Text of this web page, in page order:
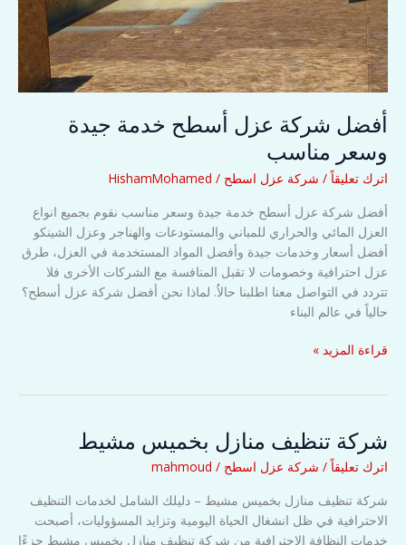
أفضل شركة عزل أسطح خدمة جيدة
وسعر مناسب
اترك تعليقاً / شركة عزل اسطح /
HishamMohamed
أفضل شركة عزل أسطح خدمة جيدة وسعر مناسب نقوم بجميع انواع
العزل المائي والحراري للمباني والمستودعات والهناجر وعزل الشينكو
أفضل أسعار وخدمات جيدة وأفضل المواد المستخدمة في العزل، طرق
عزل احترافية وخصومات لا تقبل المنافسة مع الشركات الأخرى فلا
تتردد في التواصل معنا اطلبنا حالاُ. لماذا نحن أفضل شركة عزل أسطح؟
حالياً في عالم البناء
أفضل
جيدة
وسعر
قراءة المزيد »
شركة تنظيف منازل بخميس مشيط
اترك تعليقاً / شركة عزل اسطح /
mahmoud
شركة تنظيف منازل بخميس مشيط – دليلك الشامل لخدمات التنظيف
الاحترافية في ظل انشغال الحياة اليومية وتزايد المسؤوليات، أصبحت
خدمات النظافة الاحترافية من شركة تنظيف منازل بخميس مشيط جزءًا